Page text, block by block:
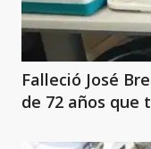
Falleció José
de 72 años que